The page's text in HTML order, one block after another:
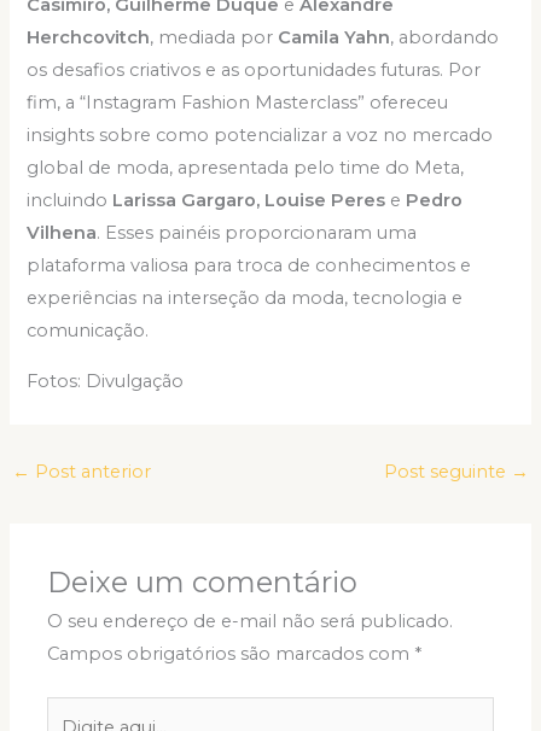
Casimiro, Guilherme Duque eAlexandre
Herchcovitch, mediada por Camila Yahn, abordando
os desafios criativos e as oportunidades futuras. Por
fim, a “Instagram Fashion Masterclass” ofereceu
insights sobre como potencializar a voz no mercado
global de moda, apresentada pelo time do Meta,
incluindo Larissa Gargaro, Louise Peres e Pedro
Vilhena. Esses painéis proporcionaram uma
plataforma valiosa para troca de conhecimentos e
experiências na interseção da moda, tecnologia e
comunicação.
Fotos: Divulgação
← Post anterior Post seguinte →
Deixe um comentário
O seu endereço de e-mail não será publicado.
Campos obrigatórios são marcados com *